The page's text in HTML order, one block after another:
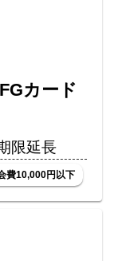
カード
限延長
費10,000円以下